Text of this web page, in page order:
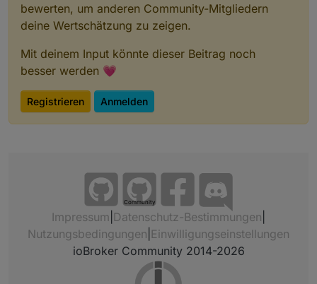
bewerten, um anderen Community-Mitgliedern
deine Wertschätzung zu zeigen.
Mit deinem Input könnte dieser Beitrag noch
besser werden 💗
Registrieren Anmelden
Community
Impressum Datenschutz-Bestimmungen
Nutzungsbedingungen Einwilligungseinstellungen
ioBroker Community 2014-2026